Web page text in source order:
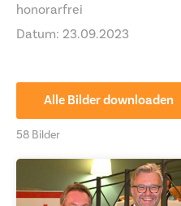
honorarfrei
Datum: 23.09.2023
Alle Bilder downloaden
58 Bilder